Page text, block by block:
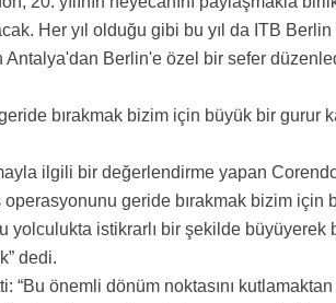
Her yıl olduğu gibi bu yıl da ITB Berlin
Berlin'e özel bir sefer
bırakmak bizim için büyük bir gurur
ilgili bir değerlendirme yapan
operasyonunu geride bırakmak bizim için
yolculukta istikrarlı bir şekilde büyüyerek
dedi.
“Bu önemli dönüm noktasını